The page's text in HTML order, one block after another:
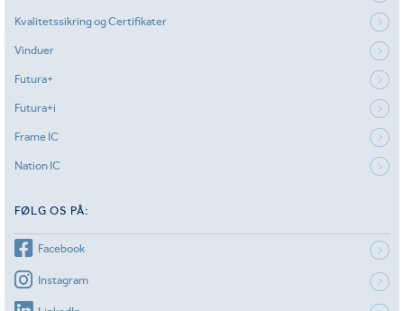
Kvalitetssikring og Certifikater
Vinduer
Futura+
Futura+i
Frame IC
Nation IC
FØLG OS PÅ:
Facebook
Instagram